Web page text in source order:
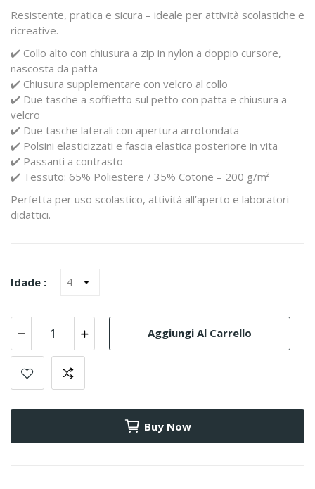
Resistente, pratica e sicura – ideale per attività scolastiche e
ricreative.
✔️ Collo alto con chiusura a zip in nylon a doppio cursore,
nascosta da patta
✔️ Chiusura supplementare con velcro al collo
✔️ Due tasche a soffietto sul petto con patta e chiusura a
velcro
✔️ Due tasche laterali con apertura arrotondata
✔️ Polsini elasticizzati e fascia elastica posteriore in vita
✔️ Passanti a contrasto
✔️ Tessuto: 65% Poliestere / 35% Cotone – 200 g/m²
Perfetta per uso scolastico, attività all’aperto e laboratori
didattici.
Idade :
Aggiungi Al Carrello
Buy Now